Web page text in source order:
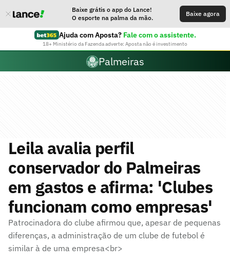
Baixe grátis o app do Lance!
O esporte na palma da mão.
Baixe agora
Ajuda com Aposta? Fale com o assistente.
18+ Ministério da Fazenda adverte: Aposta não é investimento
Palmeiras
Leila avalia perfil
conservador do Palmeiras
em gastos e afirma: 'Clubes
funcionam como empresas'
Patrocinadora do clube afirmou que, apesar de pequenas
diferenças, a administração de um clube de futebol é
similar à de uma empresa<br>